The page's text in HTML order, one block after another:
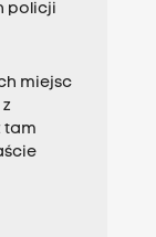
policji
miejsc
tam